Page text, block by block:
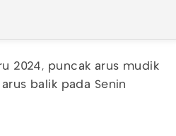
2024, puncak arus mudik
balik pada Senin